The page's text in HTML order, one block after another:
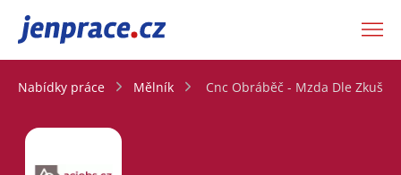
JenPráce.cz
Nabídky práce Mělník Cnc Obráběč - Mzda Dle